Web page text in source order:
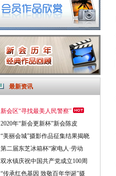
最新资讯
新会区“寻找最美人民警察”
2020年“新会更新杯”新会陈皮
“美丽会城”摄影作品征集结果揭晓
第二届东芝冰箱杯“家电人·劳动
双水镇庆祝中国共产党成立100周
“传承红色基因 致敬百年华诞”摄